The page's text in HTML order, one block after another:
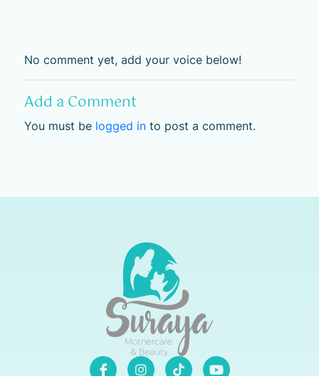
No comment yet, add your voice below!
Add a Comment
You must be logged into post a comment.